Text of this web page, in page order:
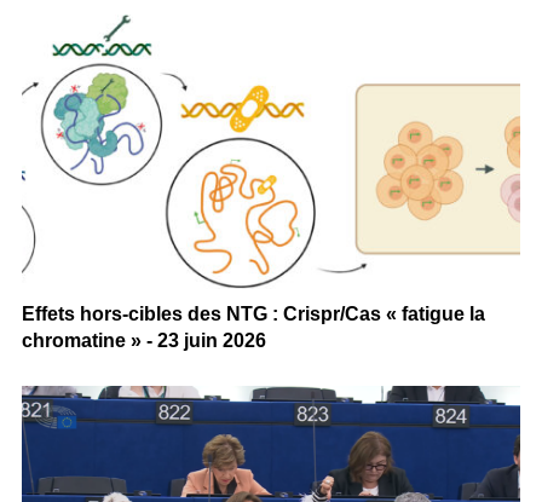
Effets hors-cibles des NTG : Crispr/Cas « fatigue la
chromatine » - 23 juin 2026